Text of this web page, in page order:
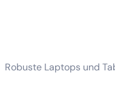
Robuste Laptops und